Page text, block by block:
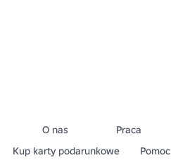
O nas Praca
Kup karty podarunkowe
Pomoc